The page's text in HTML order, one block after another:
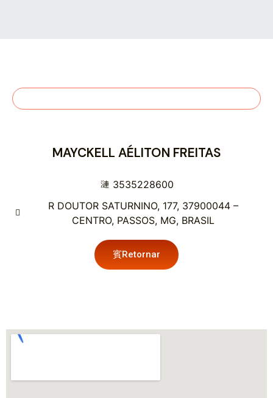
MAYCKELL AÉLITON FREITAS
3535228600
R DOUTOR SATURNINO, 177, 37900044 –
CENTRO, PASSOS, MG, BRASIL
Retornar